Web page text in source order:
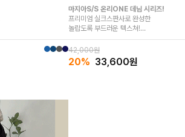
마지아S/S 온리ONE 데님 시리즈!
프리미엄 실크스판사로 완성한
놀랍도록 부드러운 텍스쳐!
마법같이 날씬해보이는
세련된 플레어드 핏!
42,000원
20% 33,600원